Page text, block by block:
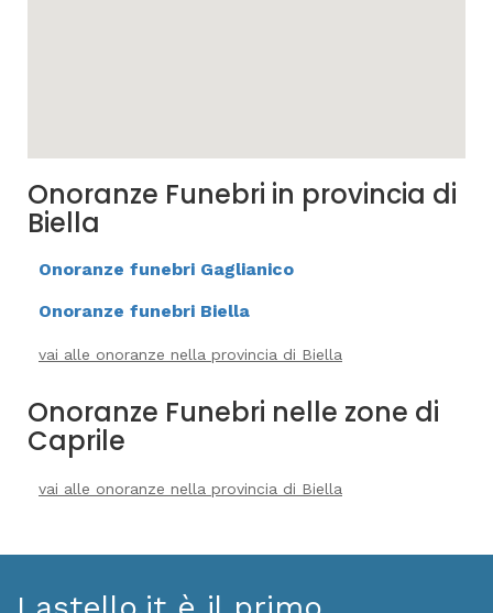
Onoranze Funebri in provincia di
Biella
Onoranze funebri Gaglianico
Onoranze funebri Biella
vai alle onoranze nella provincia di Biella
Onoranze Funebri nelle zone di
Caprile
vai alle onoranze nella provincia di Biella